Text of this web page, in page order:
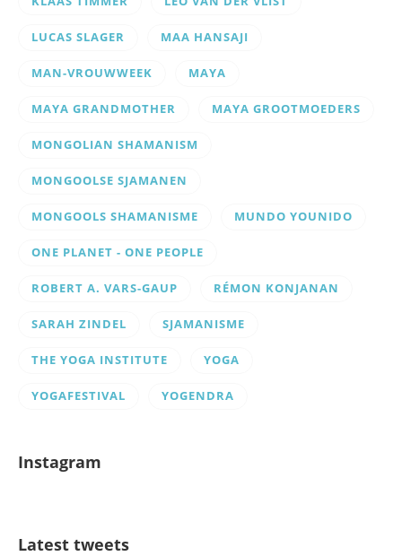
LUCAS SLAGER MAA HANSAJI
MAN-VROUWWEEK MAYA
MAYA GRANDMOTHER MAYA GROOTMOEDERS
MONGOLIAN SHAMANISM
MONGOOLSE SJAMANEN
MONGOOLS SHAMANISME MUNDO YOUNIDO
ONE PLANET - ONE PEOPLE
ROBERT A. VARS-GAUP RÉMON KONJANAN
SARAH ZINDEL SJAMANISME
THE YOGA INSTITUTE YOGA
YOGAFESTIVAL YOGENDRA
Instagram
Latest tweets